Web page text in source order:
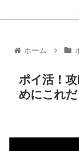
ホーム
ポイ活！
めにこれ